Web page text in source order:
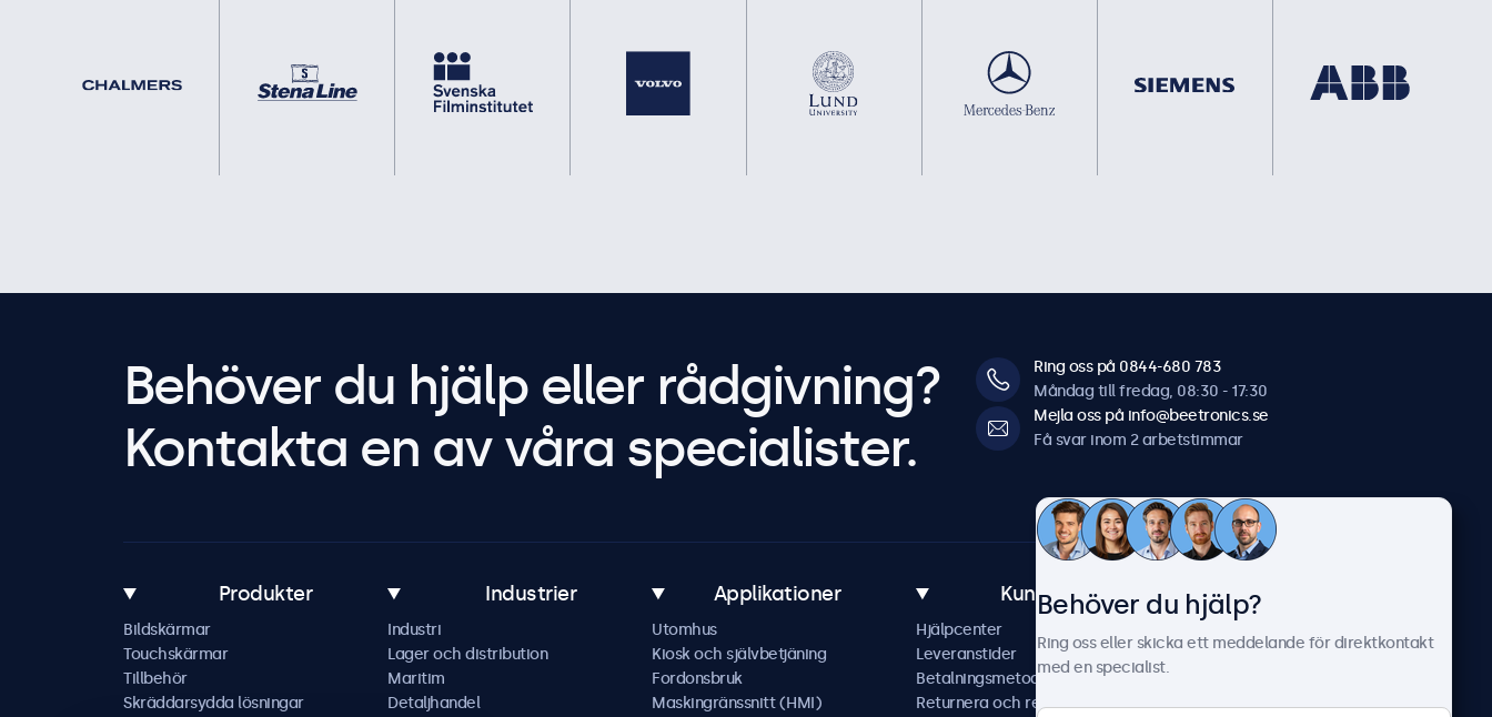
Behöver du hjälp eller rådgivning?
Kontakta en av våra specialister.
Ring oss på 0844-680 783
Måndag till fredag, 08:30 - 17:30
Mejla oss på info@beetronics.se
Få svar inom 2 arbetstimmar
Produkter
Bildskärmar
Touchskärmar
Tillbehör
Skräddarsydda lösningar
Industrier
Industri
Lager och distribution
Maritim
Detaljhandel
Applikationer
Utomhus
Kiosk och självbetjäning
Fordonsbruk
Maskingränssnitt (HMI)
Kundtjänst
Hjälpcenter
Leveranstider
Betalningsmetoder
Returnera och reparera
Om Beetronics
Nyheter & uppdateringar
Jobba hos oss
Behöver du hjälp?
Ring oss eller skicka ett meddelande för direktkontakt
med en specialist.